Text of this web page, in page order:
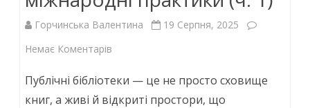
Горчинська Валентина
19 Серпня, 2025
Немає Коментарів
для
Публічні бібліотеки — це не просто сховище
книг, а живі й відкриті простори, що